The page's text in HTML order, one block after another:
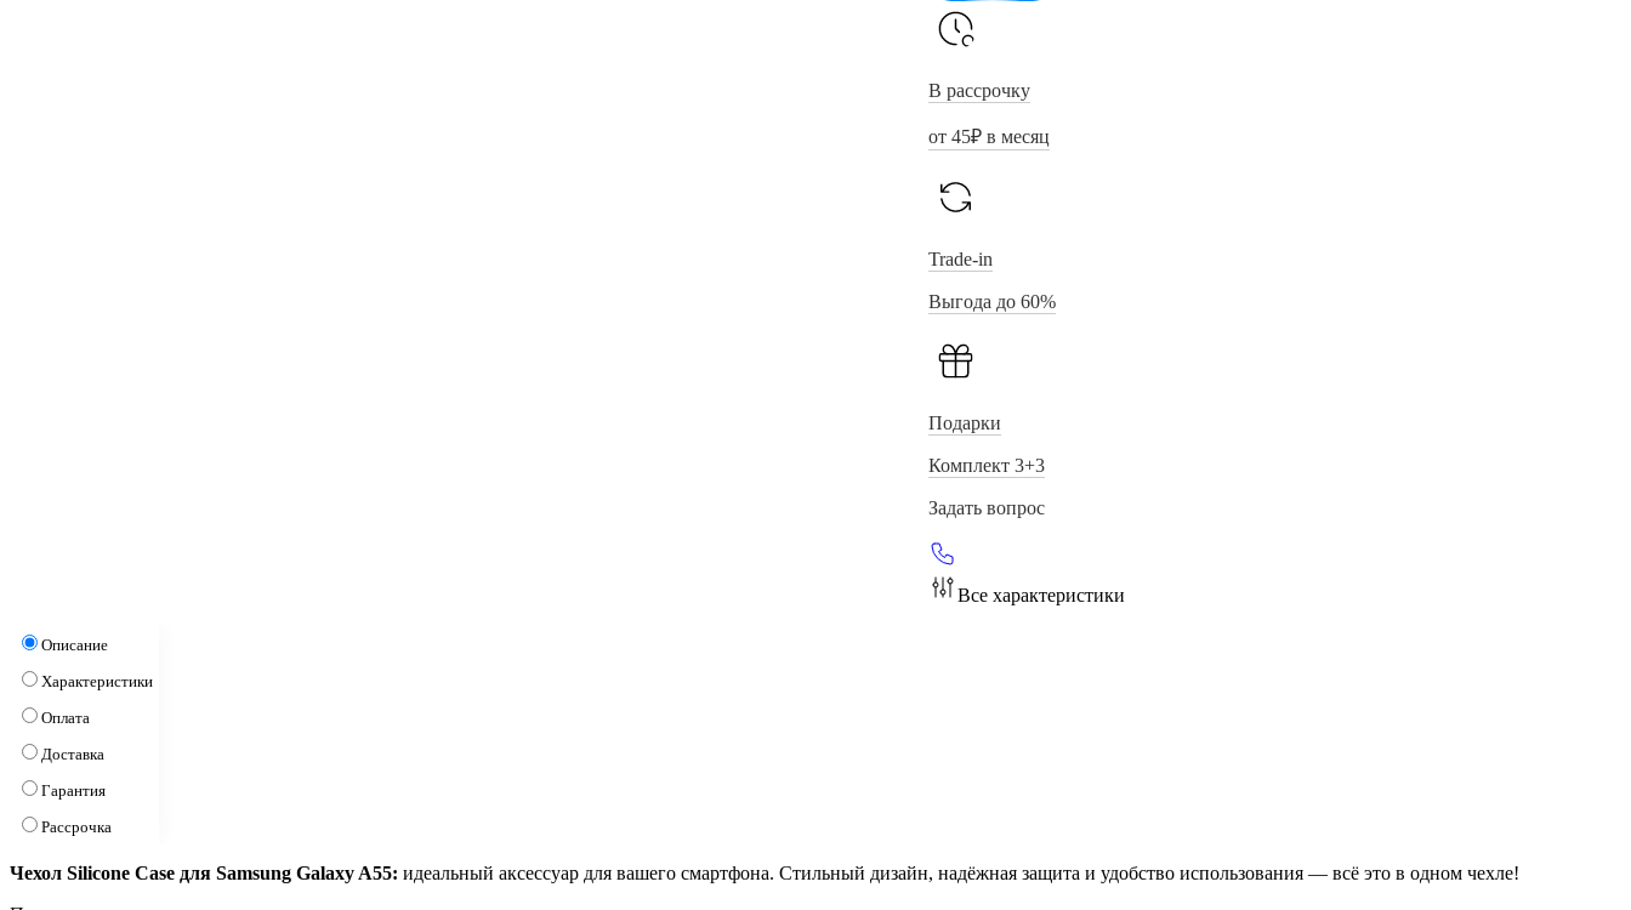
В рассрочку
от45₽ в месяц
Trade-in
Выгода до 60%
Подарки
Комплект 3+3
Задать вопрос
Все характеристики
Описание
Характеристики
Оплата
Доставка
Гарантия
Рассрочка
Чехол Silicone Case для Samsung Galaxy A55: идеальный аксессуар для вашего смартфона. Стильный дизайн, надёжная защита и удобство использования — всё это в одном чехле!